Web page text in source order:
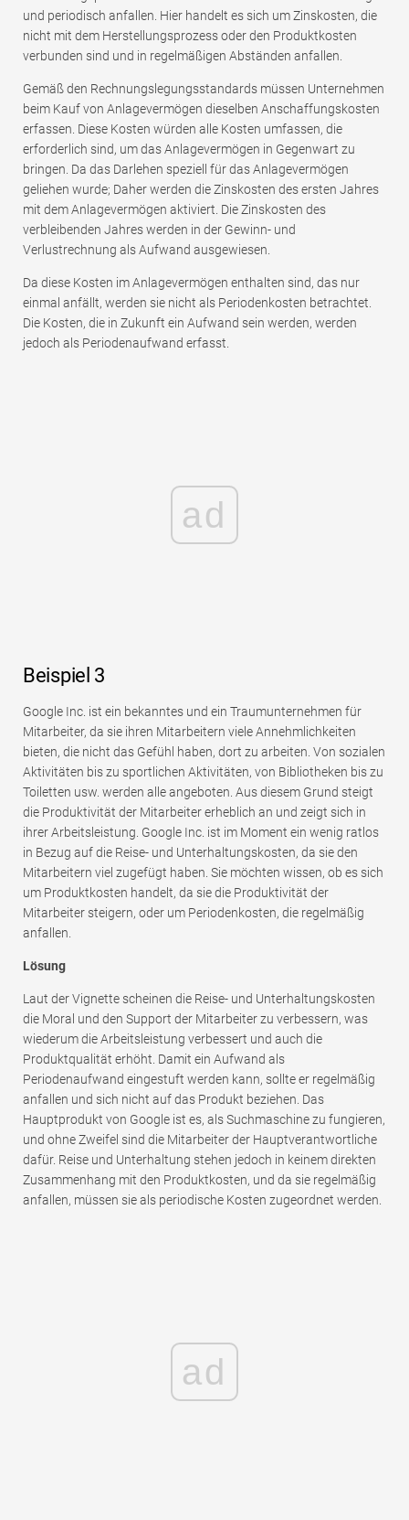
und periodisch anfallen. Hier handelt es sich um Zinskosten, die
nicht mit dem Herstellungsprozess oder den Produktkosten
verbunden sind und in regelmäßigen Abständen anfallen.
Gemäß den Rechnungslegungsstandards müssen Unternehmen
beim Kauf von Anlagevermögen dieselben Anschaffungskosten
erfassen. Diese Kosten würden alle Kosten umfassen, die
erforderlich sind, um das Anlagevermögen in Gegenwart zu
bringen. Da das Darlehen speziell für das Anlagevermögen
geliehen wurde; Daher werden die Zinskosten des ersten Jahres
mit dem Anlagevermögen aktiviert. Die Zinskosten des
verbleibenden Jahres werden in der Gewinn- und
Verlustrechnung als Aufwand ausgewiesen.
Da diese Kosten im Anlagevermögen enthalten sind, das nur
einmal anfällt, werden sie nicht als Periodenkosten betrachtet.
Die Kosten, die in Zukunft ein Aufwand sein werden, werden
jedoch als Periodenaufwand erfasst.
ad
Beispiel 3
Google Inc. ist ein bekanntes und ein Traumunternehmen für
Mitarbeiter, da sie ihren Mitarbeitern viele Annehmlichkeiten
bieten, die nicht das Gefühl haben, dort zu arbeiten. Von sozialen
Aktivitäten bis zu sportlichen Aktivitäten, von Bibliotheken bis zu
Toiletten usw. werden alle angeboten. Aus diesem Grund steigt
die Produktivität der Mitarbeiter erheblich an und zeigt sich in
ihrer Arbeitsleistung. Google Inc. ist im Moment ein wenig ratlos
in Bezug auf die Reise- und Unterhaltungskosten, da sie den
Mitarbeitern viel zugefügt haben. Sie möchten wissen, ob es sich
um Produktkosten handelt, da sie die Produktivität der
Mitarbeiter steigern, oder um Periodenkosten, die regelmäßig
anfallen.
Lösung
Laut der Vignette scheinen die Reise- und Unterhaltungskosten
die Moral und den Support der Mitarbeiter zu verbessern, was
wiederum die Arbeitsleistung verbessert und auch die
Produktqualität erhöht. Damit ein Aufwand als
Periodenaufwand eingestuft werden kann, sollte er regelmäßig
anfallen und sich nicht auf das Produkt beziehen. Das
Hauptprodukt von Google ist es, als Suchmaschine zu fungieren,
und ohne Zweifel sind die Mitarbeiter der Hauptverantwortliche
dafür. Reise und Unterhaltung stehen jedoch in keinem direkten
Zusammenhang mit den Produktkosten, und da sie regelmäßig
anfallen, müssen sie als periodische Kosten zugeordnet werden.
ad